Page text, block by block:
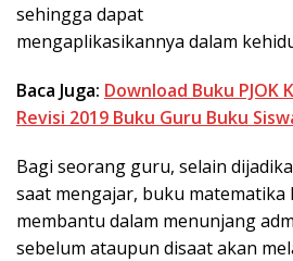
sehingga dapat
mengaplikasikannya dalam
Baca Juga: Download Buku PJOK
Revisi 2019 Buku Guru Buku
Bagi seorang guru, selain
saat mengajar, buku matematika
membantu dalam menunjang
sebelum ataupun disaat akan